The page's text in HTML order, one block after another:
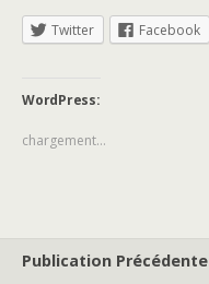
Twitter Facebook
WordPress:
chargement…
Publication Précédente